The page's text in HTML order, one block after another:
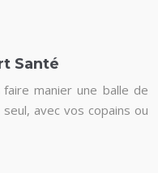
Santé
manier une balle de
avec vos copains ou